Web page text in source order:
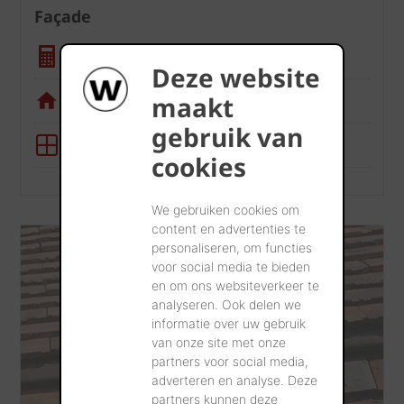
Deze website
maakt
gebruik van
cookies
We gebruiken cookies om
content en advertenties te
personaliseren, om functies
voor social media te bieden
en om ons websiteverkeer te
analyseren. Ook delen we
informatie over uw gebruik
van onze site met onze
partners voor social media,
adverteren en analyse. Deze
partners kunnen deze
Façade
Appli de visualisation